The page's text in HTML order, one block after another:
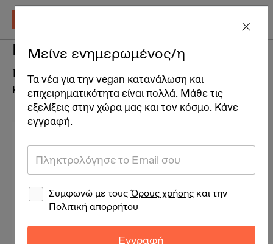
Ενυδατικός ορός
προσώπου
Καλλυντικά
Μείνε ενημερωμένος/η
Τα νέα για την vegan κατανάλωση και
επιχειρηματικότητα είναι πολλά. Μάθε τις
εξελίξεις στην χώρα μας και τον κόσμο. Κάνε
εγγραφή.
Συμφωνώ με τουςΌρους χρήσηςκαι την
Πολιτική απορρήτου
Εγγραφή